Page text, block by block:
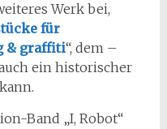
Werk bei,
für
& graffiti“, dem –
ein historischer
Band „I, Robot“